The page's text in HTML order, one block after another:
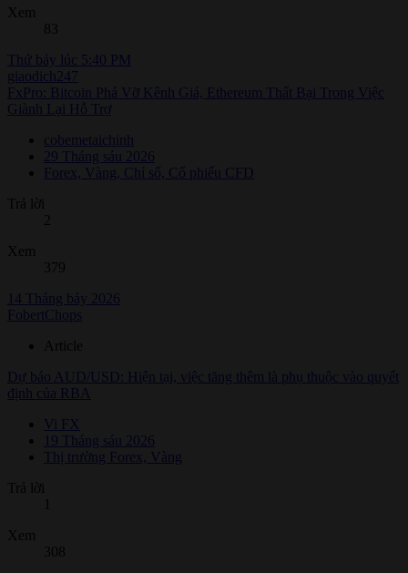
Xem
83
Thứ bảy lúc 5:40 PM
giaodich247
FxPro: Bitcoin Phá Vỡ Kênh Giá, Ethereum Thất Bại Trong Việc
Giành Lại Hỗ Trợ
cobemetaichinh
29 Tháng sáu 2026
Forex, Vàng, Chỉ số, Cổ phiếu CFD
Trả lời
Xem
379
14 Tháng bảy 2026
FobertChops
Article
Dự báo AUD/USD: Hiện tại, việc tăng thêm là phụ thuộc vào quyết
định của RBA
Vi FX
19 Tháng sáu 2026
Thị trường Forex, Vàng
Trả lời
Xem
308